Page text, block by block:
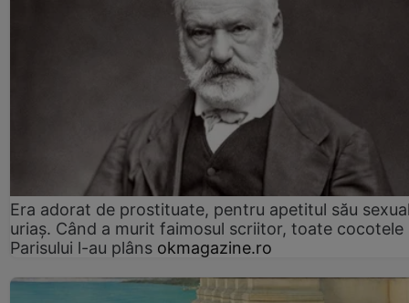
Era adorat de prostituate, pentru apetitul său
uriaș. Când a murit faimosul scriitor, toate cocotele
Parisului l-au plâns okmagazine.ro